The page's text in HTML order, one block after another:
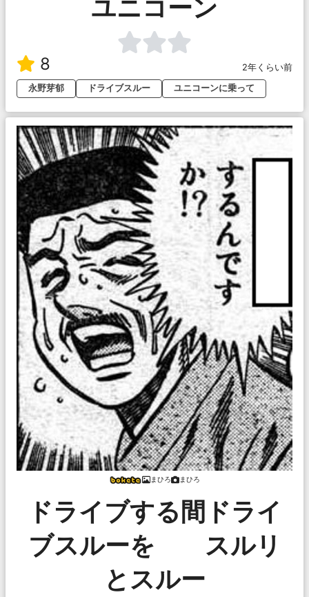
ユニコーン
8
2年くらい前
永野芽郁
ドライブスルー ユニコーンに乗って
まひろ まひろ
ドライブする間ドライ
ブスルーを スルリ
とスルー